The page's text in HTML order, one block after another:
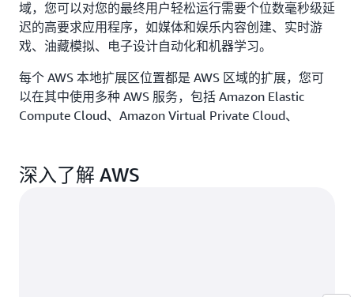
域，您可以对您的最终用户轻松运行需要个位数毫秒级延
迟的高要求应用程序，如媒体和娱乐内容创建、实时游
戏、油藏模拟、电子设计自动化和机器学习。
每个 AWS 本地扩展区位置都是 AWS 区域的扩展，您可
以在其中使用多种 AWS 服务，包括 Amazon Elastic
Compute Cloud、Amazon Virtual Private Cloud、
运行您的延迟敏感应用程序。AWS Local Zones 在本地工
深入了解 AWS